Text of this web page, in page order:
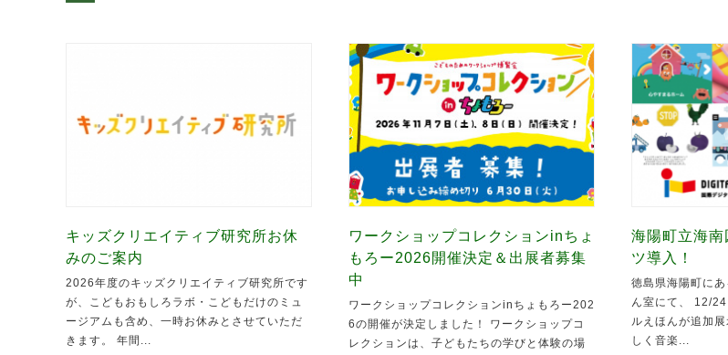
キッズクリエイティブ研究所お休
みのご案内
2026年度のキッズクリエイティブ研究所です
が、こどもおもしろラボ・こどもだけのミュ
ージアムも含め、一時お休みとさせていただ
きます。 年間...
ワークショップコレクションinちょ
もろー2026開催決定＆出展者募集
中
ワークショップコレクションinちょもろー202
6の開催が決定しました！ ワークショップコ
レクションは、子どもたちの学びと体験の場
海陽町立海
ツ導入！
徳島県海陽町に
ん室にて、 12/
ルえほんが追加
しく音楽...